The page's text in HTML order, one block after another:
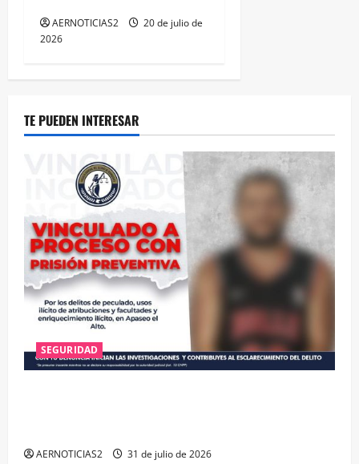
AERNOTICIAS2
20 de julio de
2026
TE PUEDEN INTERESAR
SEGURIDAD
AERNOTICIAS2 31 de julio de 2026